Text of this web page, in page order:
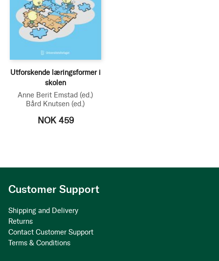
Utforskende læringsformer i
skolen
Anne Berit Emstad (ed.)
Bård Knutsen (ed.)
NOK 459
Customer Support
Shipping and Delivery
Returns
Contact Customer Support
Terms & Conditions